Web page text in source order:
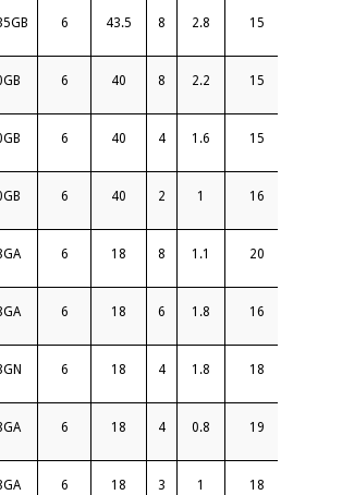
6 43.5 8 2.8 15
6 40 8 2.2 15
6 40 4 1.6 15
6 40 2 1 16
6 18 8 1.1 20
6 18 6 1.8 16
6 18 4 1.8 18
6 18 4 0.8 19
6 18 3 1 18